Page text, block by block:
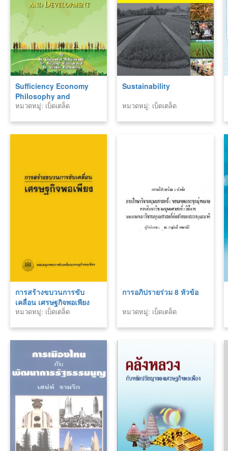
Sufficiency Economy
Philosophy and
Development
หมวดหมู่: เบ็ดเตล็ด
Sustainability
หมวดหมู่: เบ็ดเตล็ด
การสร้างขบวนการขับ
เคลื่อน เศรษฐกิจพอเพียง
หมวดหมู่: เบ็ดเตล็ด
การอภิปรายร่วม 8 หัวข้อ
หมวดหมู่: เบ็ดเตล็ด